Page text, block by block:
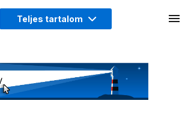
Teljes tartalom